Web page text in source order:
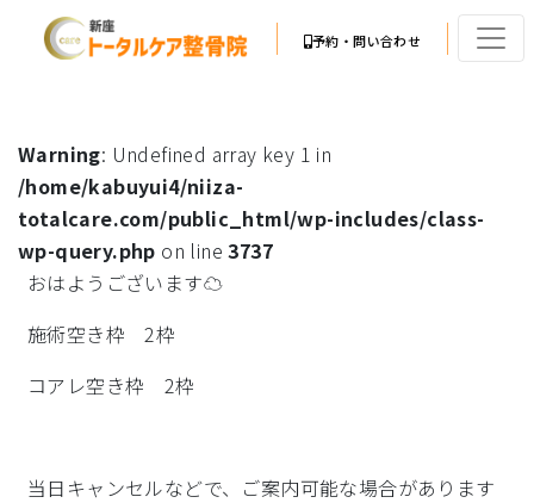
予約・問い合わせ
Warning: Undefined array key 1 in
/home/kabuyui4/niiza-
totalcare.com/public_html/wp-includes/class-
wp-query.php on line3737
おはようございます☁
施術空き枠 2枠
コアレ空き枠 2枠
当日キャンセルなどで、ご案内可能な場合があります